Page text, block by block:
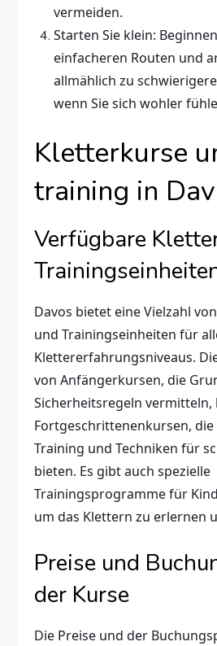
vermeiden.
Starten Sie klein:
einfacheren Routen und
allmählich zu
wenn Sie sich wohler
Kletterkurse
training in
Verfügbare
Davos bietet eine Vielzahl
und Trainingseinheiten für
Klettererfahrungsniveaus.
von Anfängerkursen, die
Sicherheitsregeln vermitteln,
Fortgeschrittenenkursen, die
Training und Techniken für
bieten. Es gibt auch spezielle
Trainingsprogramme für
um das Klettern zu erlernen
Preise und
der Kurse
Die Preise und der